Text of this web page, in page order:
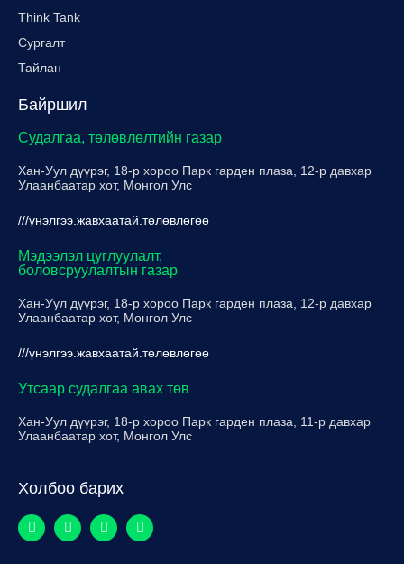
Think Tank
Сургалт
Тайлан
Байршил
Судалгаа, төлөвлөлтийн газар
Хан-Уул дүүрэг, 18-р хороо Парк гарден плаза, 12-р давхар
Улаанбаатар хот, Монгол Улс
///үнэлгээ.жавхаатай.төлөвлөгөө
Мэдээлэл цуглуулалт,
боловсруулалтын газар
Хан-Уул дүүрэг, 18-р хороо Парк гарден плаза, 12-р давхар
Улаанбаатар хот, Монгол Улс
///үнэлгээ.жавхаатай.төлөвлөгөө
Утсаар судалгаа авах төв
Хан-Уул дүүрэг, 18-р хороо Парк гарден плаза, 11-р давхар
Улаанбаатар хот, Монгол Улс
Холбоо барих